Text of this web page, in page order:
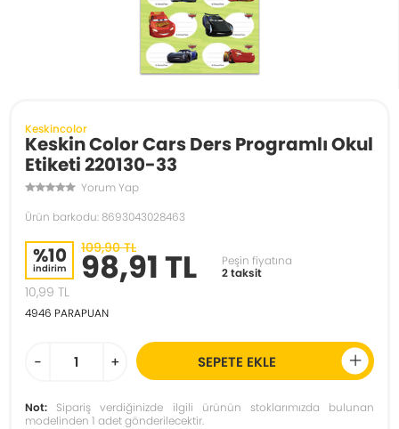
Keskincolor
Keskin Color Cars Ders Programlı Okul
Etiketi 220130-33
Yorum Yap
Ürün barkodu: 8693043028463
%10
indirim
109,90 TL
98,91 TL
Peşin fiyatına
2 taksit
10,99 TL
4946 PARAPUAN
- + SEPETE EKLE
Not: Sipariş verdiğinizde ilgili ürünün stoklarımızda bulunan
modelinden 1 adet gönderilecektir.